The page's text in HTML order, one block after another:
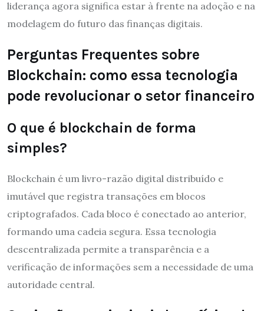
liderança agora significa estar à frente na adoção e na
modelagem do futuro das finanças digitais.
Perguntas Frequentes sobre
Blockchain: como essa tecnologia
pode revolucionar o setor financeiro
O que é blockchain de forma
simples?
Blockchain é um livro-razão digital distribuído e
imutável que registra transações em blocos
criptografados. Cada bloco é conectado ao anterior,
formando uma cadeia segura. Essa tecnologia
descentralizada permite a transparência e a
verificação de informações sem a necessidade de uma
autoridade central.